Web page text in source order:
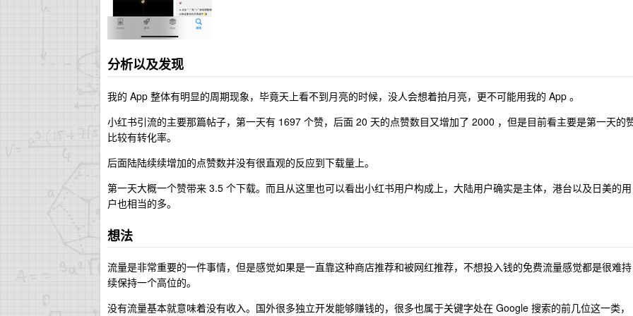
分析以及发现
我的 App 整体有明显的周期现象，毕竟天上看不到月亮的时候，没人会想着拍月亮，更不可能用我的 App 。
小红书引流的主要那篇帖子，第一天有 1697 个赞，后面 20 天的点赞数目又增加了 2000 ，但是目前看主要是第一天的
比较有转化率。
后面陆陆续续增加的点赞数并没有很直观的反应到下载量上。
第一天大概一个赞带来 3.5 个下载。而且从这里也可以看出小红书用户构成上，大陆用户确实是主体，港台以及日美的用
户也相当的多。
想法
流量是非常重要的一件事情，但是感觉如果是一直靠这种商店推荐和被网红推荐，不想投入钱的免费流量感觉都是很难持
续保持一个高位的。
没有流量基本就意味着没有收入。国外很多独立开发能够赚钱的，很多也属于关键字处在 Google 搜索的前几位这一类，